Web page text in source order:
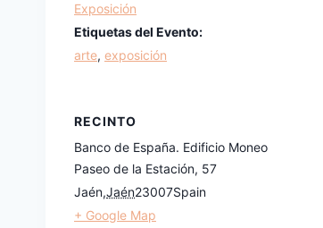
Exposición
Etiquetas del Evento:
arte, exposición
RECINTO
Banco de España. Edificio Moneo
Paseo de la Estación, 57
Jaén,Jaén23007Spain
+ Google Map